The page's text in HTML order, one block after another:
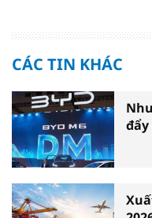
CÁC TIN KHÁC